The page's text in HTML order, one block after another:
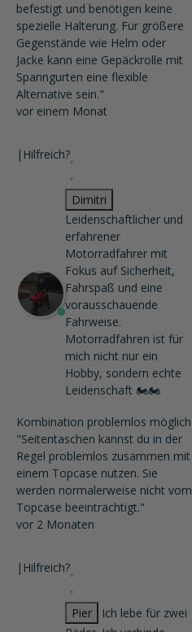
befestigt und benötigen keine
spezielle Halterung. Für größere
Gegenstände wie Helm oder
Jacke kann eine Gepäckrolle mit
Spanngurten eine flexible
Alternative sein."
vor einem Monat
| Hilfreich?
Dimitri
Leidenschaftlicher und
erfahrener
Motorradfahrer mit
Fokus auf Sicherheit,
Fahrspaß und eine
vorausschauende
Fahrweise.
Motorradfahren ist für
mich nicht nur ein
Hobby, sondern echte
Leidenschaft 🏍️🏍️
Kombination problemlos möglich
"Seitentaschen kannst du in der
Regel problemlos zusammen mit
einem Topcase nutzen. Sie
werden normalerweise nicht vom
Topcase beeinträchtigt."
vor 2 Monaten
| Hilfreich?
Pier
Ich lebe für zwei